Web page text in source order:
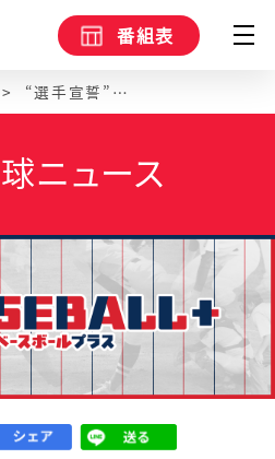
番組表
“選手宣誓”に込める 大曲工業・伊藤キャプテン「どうしても伝えたい」思い 【夢球場２０２６】
ニュース